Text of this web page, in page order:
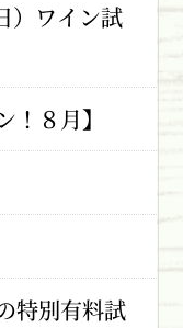
）ワイン試
！８月】
特別有料試